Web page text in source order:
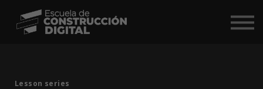
Comunidad
Lesson series